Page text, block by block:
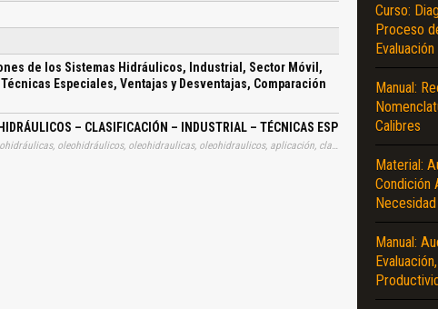
de los Sistemas Hidráulicos, Industrial, Sector Móvil,
Especiales, Ventajas y Desventajas, Comparación
– CLASIFICACIÓN – INDUSTRIAL – TÉCNICAS ESPECIALES –
Tags: manual, instrucciones, manuales, manualitos, informacion, gratis, oleohidráulicas, oleohidráulicos, oleohidraulicas, oleohidraulicos, aplicación, clases, clasificaciones, industriales, sectores, moviles, máquinas, maquinas, construcción, tecnicas, comparaciones, neumáticas, neumaticas, aprender, descargas
Curso:
Proceso
Manual:
Calibres
Material:
Condición
Manual: